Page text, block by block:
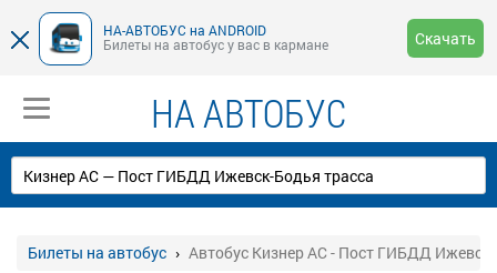
НА-АВТОБУС на ANDROID
Билеты на автобус у вас в кармане
Скачать
НА АВТОБУС
Билеты на автобус Автобус Кизнер АС - Пост ГИБДД